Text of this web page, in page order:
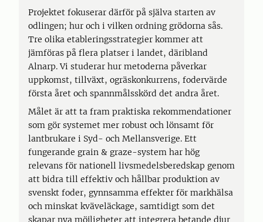
Projektet fokuserar därför på själva starten av
odlingen; hur och i vilken ordning grödorna sås.
Tre olika etableringsstrategier kommer att
jämföras på flera platser i landet, däribland
Alnarp. Vi studerar hur metoderna påverkar
uppkomst, tillväxt, ogräskonkurrens, fodervärde
första året och spannmålsskörd det andra året.
Målet är att ta fram praktiska rekommendationer
som gör systemet mer robust och lönsamt för
lantbrukare i Syd- och Mellansverige. Ett
fungerande grain & graze-system har hög
relevans för nationell livsmedelsberedskap genom
att bidra till effektiv och hållbar produktion av
svenskt foder, gynnsamma effekter för markhälsa
och minskat kväveläckage, samtidigt som det
skapar nya möjligheter att integrera betande djur